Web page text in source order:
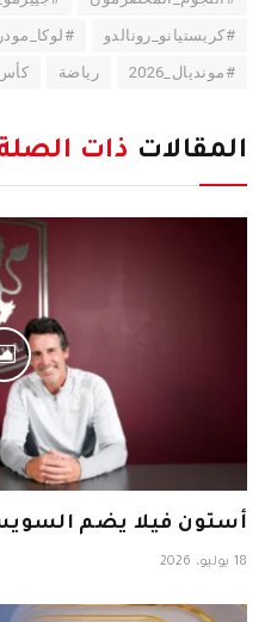
#كريستيانو_رونالدو
#مونديال_2026 رياضة
المقالات ذات
أستون فيلا يضم
18 يوليو، 2026